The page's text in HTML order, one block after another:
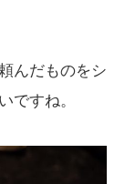
んだものをシ
ですね。